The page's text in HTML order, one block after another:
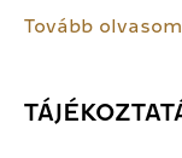
Tovább olvasom